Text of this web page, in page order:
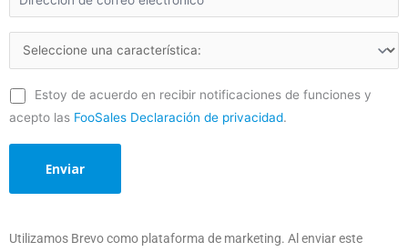
Estoy de acuerdo en recibir notificaciones de funciones y
acepto las FooSales Declaración de privacidad.
Utilizamos Brevo como plataforma de marketing. Al enviar este